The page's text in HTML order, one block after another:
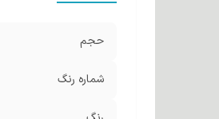
حجم
شماره رنگ